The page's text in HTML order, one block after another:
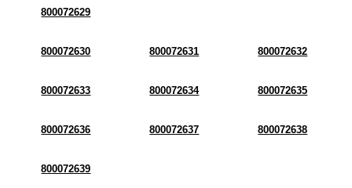
800072629
800072630 800072631 800072632
800072633 800072634 800072635
800072636 800072637 800072638
800072639